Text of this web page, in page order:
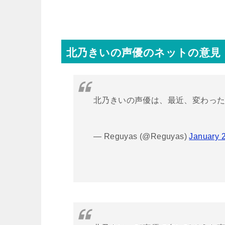
北乃きいの声優のネットの意見
北乃きいの声優は、最近、変わった
— Reguyas (@Reguyas)January